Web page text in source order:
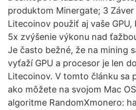
produktom Minergate; 3
Litecoinov použiť aj vaše
5x zvýšenie výkonu nad
Je často bežné, že na mining
vyťaží GPU a procesor je len
Litecoinov. V tomto článku sa
ako môžete na svojom Mac
algoritme RandomXmonero: